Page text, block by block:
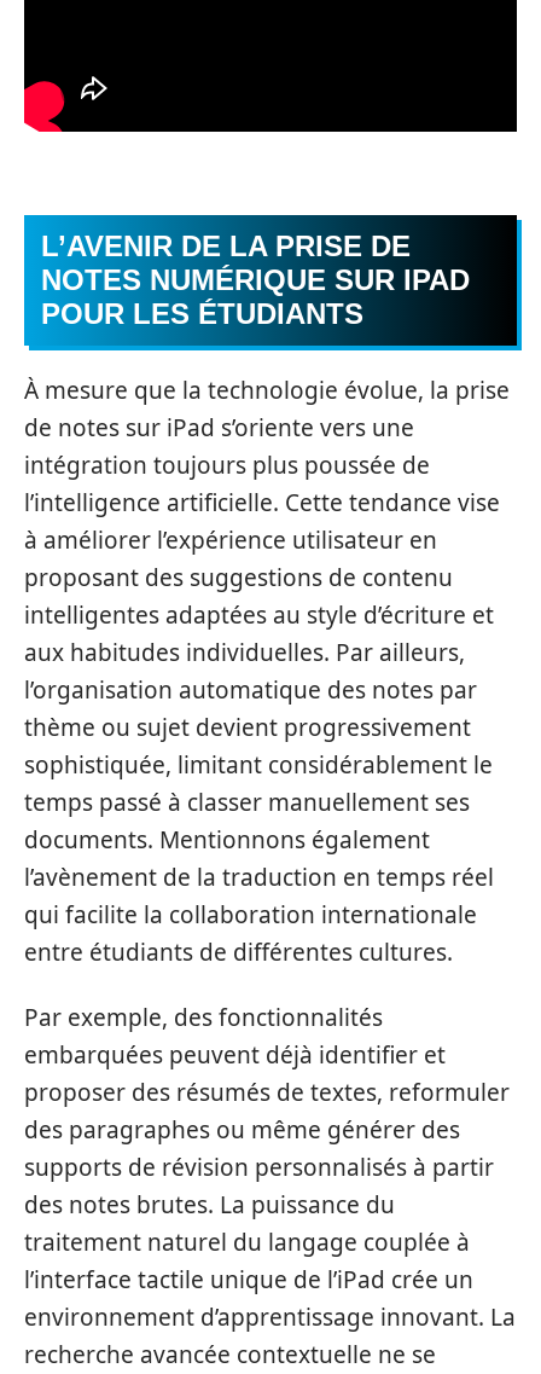
L’AVENIR DE LA PRISE DE
NOTES NUMÉRIQUE SUR IPAD
POUR LES ÉTUDIANTS
À mesure que la technologie évolue, la prise
de notes sur iPad s’oriente vers une
intégration toujours plus poussée de
l’intelligence artificielle. Cette tendance vise
à améliorer l’expérience utilisateur en
proposant des suggestions de contenu
intelligentes adaptées au style d’écriture et
aux habitudes individuelles. Par ailleurs,
l’organisation automatique des notes par
thème ou sujet devient progressivement
sophistiquée, limitant considérablement le
temps passé à classer manuellement ses
documents. Mentionnons également
l’avènement de la traduction en temps réel
qui facilite la collaboration internationale
entre étudiants de différentes cultures.
Par exemple, des fonctionnalités
embarquées peuvent déjà identifier et
proposer des résumés de textes, reformuler
des paragraphes ou même générer des
supports de révision personnalisés à partir
des notes brutes. La puissance du
traitement naturel du langage couplée à
l’interface tactile unique de l’iPad crée un
environnement d’apprentissage innovant. La
recherche avancée contextuelle ne se